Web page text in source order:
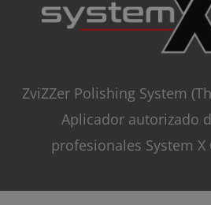
ZviZZer Polishing System
Aplicador autorizado
profesionales System X